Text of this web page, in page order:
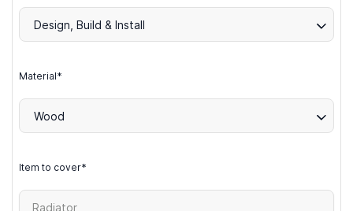
Design, Build & Install
Material*
Wood
Item to cover*